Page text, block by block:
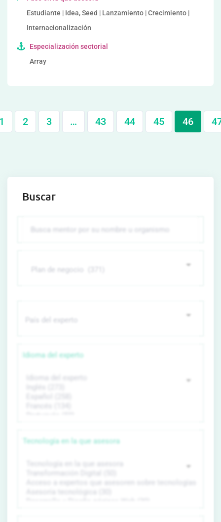
Estudiante | Idea, Seed | Lanzamiento | Crecimiento |
Internacionalización
Especialización sectorial
Array
2 3 … 43 44 45 46
Buscar
Idioma del experto
Tecnología en la que asesora